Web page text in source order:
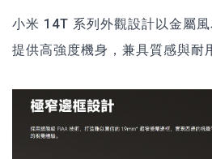
小米 14T 系列外觀設計以金屬
提供高強度機身，兼具質感與耐